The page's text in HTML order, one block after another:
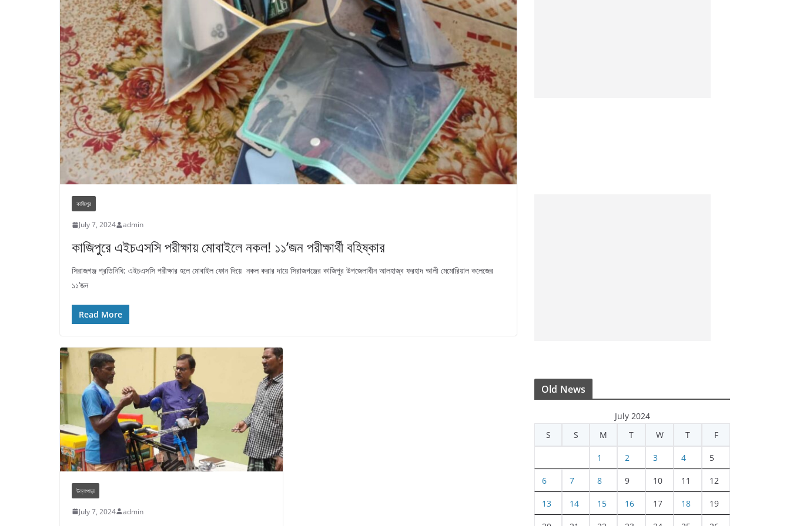
কাজিপুর
July 7, 2024 admin
কাজিপুরে এইচএসসি পরীক্ষায় মোবাইলে নকল! ১১’জন পরীক্ষার্থী বহিষ্কার
সিরাজগঞ্জ প্রতিনিধি: এইচএসসি পরীক্ষার হলে মোবাইল ফোন দিয়ে নকল করার দায়ে সিরাজগঞ্জের কাজিপুর উপজেলাধীন আলহাজ্ব ফরহাদ আলী মেমোরিয়াল কলেজের
১১’জন
Read More
উল্লাপাড়া
July 7, 2024 admin
Old News
July 2024
S
S M T W T F
1 2 3 4 5
6 7 8 9 10 11 12
13 14 15 16 17 18 19